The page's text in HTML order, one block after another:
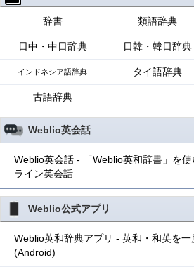
辞書 類語辞典
日中・中日辞典 日韓・韓日辞典
インドネシア語辞典 タイ語辞典
古語辞典
Weblio英会話
Weblio英会話 - 「Weblio英和辞書」を
ライン英会話
Weblio公式アプリ
Weblio英和辞典アプリ - 英和・和英を
(Android)